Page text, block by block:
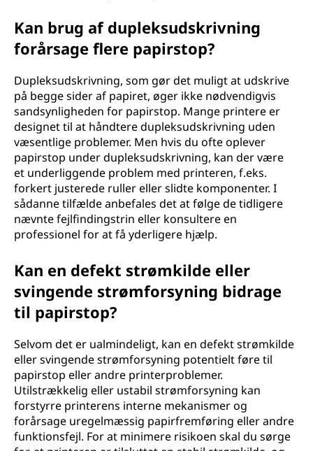
Kan brug af dupleksudskrivning
forårsage flere papirstop?
Dupleksudskrivning, som gør det muligt at udskrive
på begge sider af papiret, øger ikke nødvendigvis
sandsynligheden for papirstop. Mange printere er
designet til at håndtere dupleksudskrivning uden
væsentlige problemer. Men hvis du ofte oplever
papirstop under dupleksudskrivning, kan der være
et underliggende problem med printeren, f.eks.
forkert justerede ruller eller slidte komponenter. I
sådanne tilfælde anbefales det at følge de tidligere
nævnte fejlfindingstrin eller konsultere en
professionel for at få yderligere hjælp.
Kan en defekt strømkilde eller
svingende strømforsyning bidrage
til papirstop?
Selvom det er ualmindeligt, kan en defekt strømkilde
eller svingende strømforsyning potentielt føre til
papirstop eller andre printerproblemer.
Utilstrækkelig eller ustabil strømforsyning kan
forstyrre printerens interne mekanismer og
forårsage uregelmæssig papirfremføring eller andre
funktionsfejl. For at minimere risikoen skal du sørge